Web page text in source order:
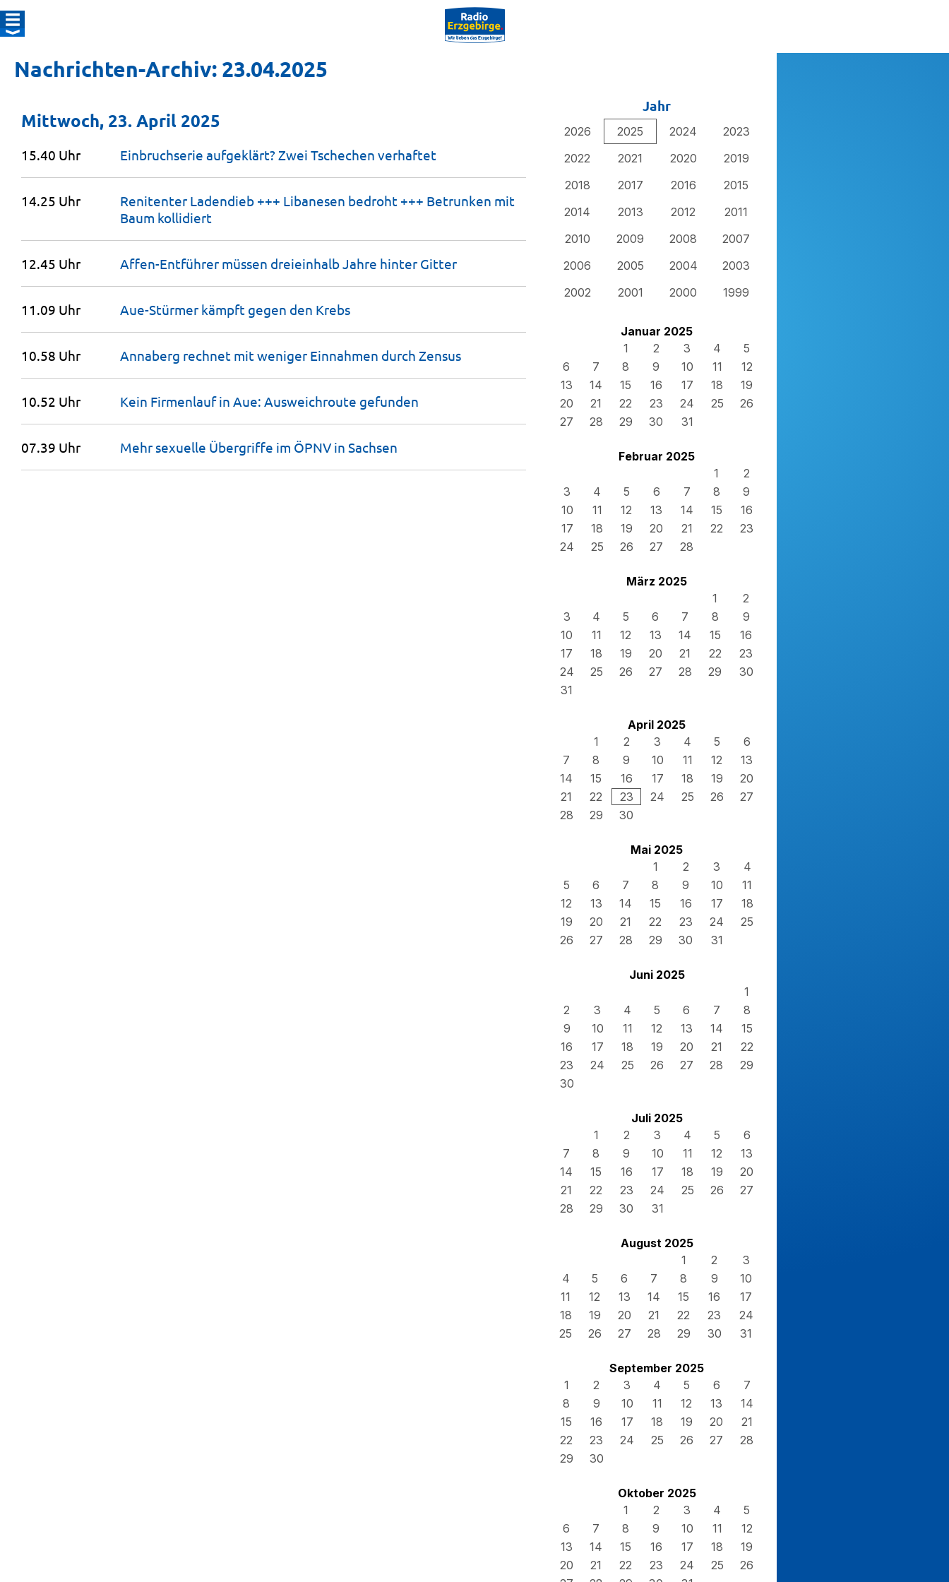
Nachrichten-Archiv: 23.04.2025
Jahr
2026 2025 2024
2023
2022
2021 2020
2019
2018
2017 2016
2015
2014
2013 2012
2011
2010
2009 2008
2007
2006
2005 2004
2003
2002
2001 2000 1999
Januar 2025
1
2 3 4
5
6
7 8 9 10 11
12
13
14 15 16 17 18
19
20
21 22 23 24 25
26
27
28 29 30 31
Februar 2025
1
2
3
4 5 6 7 8
9
10
11 12 13 14 15
16
17
18 19 20 21 22
23
24
25 26 27 28
März 2025
1
2
3
4 5 6 7 8
9
10
11 12 13 14 15
16
17
18 19 20 21 22
23
24
25 26 27 28 29
30
31
April 2025
1
2 3 4 5
6
7
8 9 10 11 12
13
14
15 16 17 18 19
20
21
22 23 24 25 26
27
28
29 30
Mai 2025
1
2 3
4
5
6 7 8 9 10
11
12
13 14 15 16 17
18
19
20 21 22 23 24
25
26
27 28 29 30 31
Juni 2025
1
2
3 4 5 6 7
8
9
10 11 12 13 14
15
16
17 18 19 20 21
22
23
24 25 26 27 28
29
30
Juli 2025
1
2 3 4 5
6
7
8 9 10 11 12
13
14
15 16 17 18 19
20
21
22 23 24 25 26
27
28
29 30 31
August 2025
1
2
3
4
5 6 7 8 9
10
11
12 13 14 15 16
17
18
19 20 21 22 23
24
25
26 27 28 29 30 31
September 2025
1
2 3 4 5 6
7
8
9 10 11 12 13
14
15
16 17 18 19 20
21
22
23 24 25 26 27
28
29
30
Oktober 2025
1
2 3 4
5
6
7 8 9 10 11
12
13
14 15 16 17 18
19
20
21 22 23 24 25
26
Mittwoch, 23. April 2025
15.40 Uhr Einbruchserie aufgeklärt? Zwei Tschechen verhaftet
14.25 Uhr
Renitenter Ladendieb +++ Libanesen bedroht +++ Betrunken mit
Baum kollidiert
12.45 Uhr Affen-Entführer müssen dreieinhalb Jahre hinter Gitter
11.09 Uhr Aue-Stürmer kämpft gegen den Krebs
10.58 Uhr Annaberg rechnet mit weniger Einnahmen durch Zensus
10.52 Uhr Kein Firmenlauf in Aue: Ausweichroute gefunden
07.39 Uhr Mehr sexuelle Übergriffe im ÖPNV in Sachsen